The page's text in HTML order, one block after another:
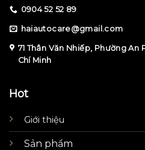
0904 52 52 89
haiautocare@gmail.com
71 Thân Văn Nhiếp, Phường An
Chí Minh
Hot
Giới thiệu
Sản phẩm